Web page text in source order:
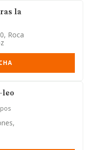
la
Roca
leo